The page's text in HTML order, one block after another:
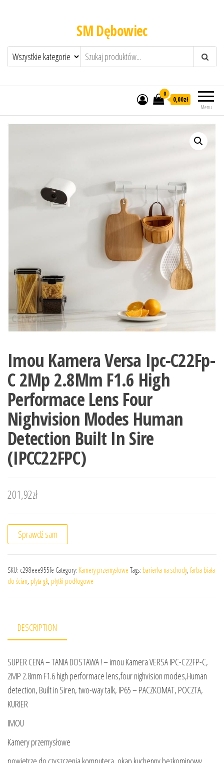
SM Dębowiec
Menu
0
0,00zł
Imou Kamera Versa Ipc-C22Fp-
C 2Mp 2.8Mm F1.6 High
Performace Lens Four
Nighvision Modes Human
Detection Built In Sire
(IPCC22FPC)
201,92zł
Sprawdź sam
SKU: c298eee955fe Category: Kamery przemysłowe Tags: barierka na schody, farba biała
do ścian, plyta gk, płytki podłogowe
DESCRIPTION
SUPER CENA – TANIA DOSTAWA ! – imou Kamera VERSA IPC-C22FP-C,
2MP 2.8mm F1.6 high performace lens,four nighvision modes,Human
detection, Built in Siren, two-way talk, IP65 – PACZKOMAT, POCZTA,
KURIER
IMOU
Kamery przemysłowe